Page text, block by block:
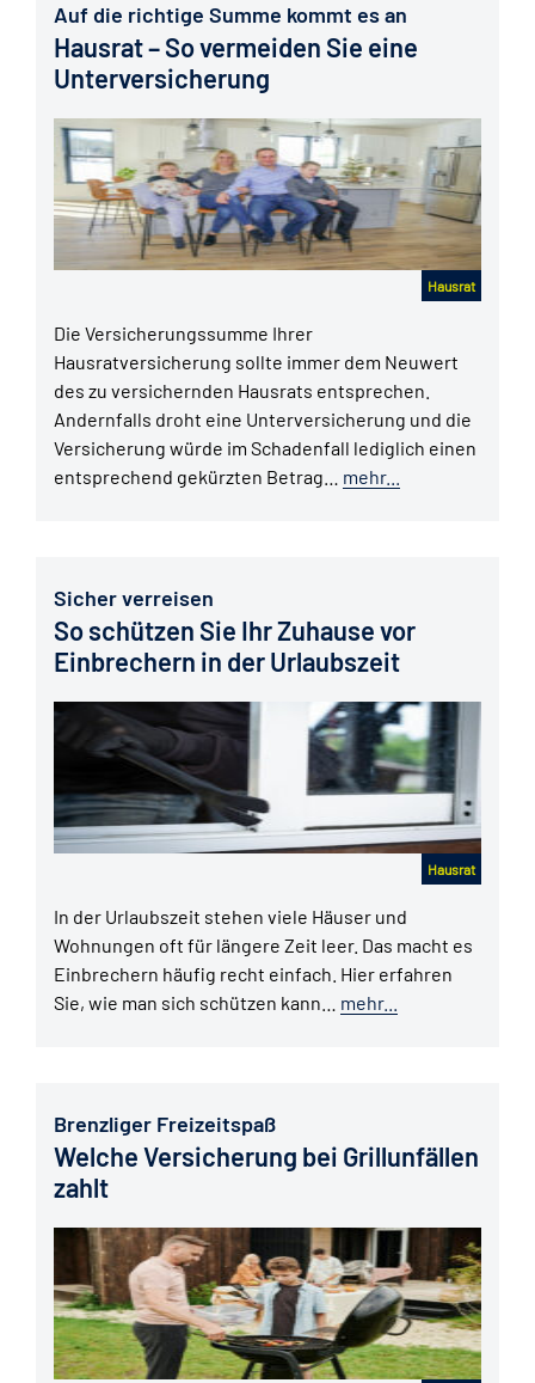
Auf die richtige Summe kommt es an
Hausrat – So vermeiden Sie eine
Unterversicherung
Hausrat
Die Versicherungssumme Ihrer
Hausratversicherung sollte immer dem Neuwert
des zu versichernden Hausrats entsprechen.
Andernfalls droht eine Unterversicherung und die
Versicherung würde im Schadenfall lediglich einen
entsprechend gekürzten Betrag… mehr...
Sicher verreisen
So schützen Sie Ihr Zuhause vor
Einbrechern in der Urlaubszeit
Hausrat
In der Urlaubszeit stehen viele Häuser und
Wohnungen oft für längere Zeit leer. Das macht es
Einbrechern häufig recht einfach. Hier erfahren
Sie, wie man sich schützen kann… mehr...
Brenzliger Freizeitspaß
Welche Versicherung bei Grillunfällen
zahlt